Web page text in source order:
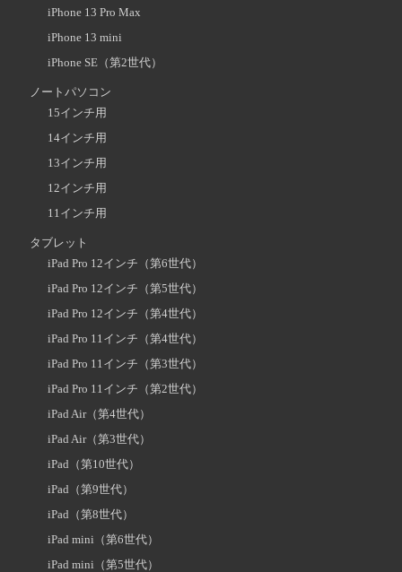
iPhone 13 Pro Max
iPhone 13 mini
iPhone SE（第2世代）
ノートパソコン
15インチ用
14インチ用
13インチ用
12インチ用
11インチ用
タブレット
iPad Pro 12インチ（第6世代）
iPad Pro 12インチ（第5世代）
iPad Pro 12インチ（第4世代）
iPad Pro 11インチ（第4世代）
iPad Pro 11インチ（第3世代）
iPad Pro 11インチ（第2世代）
iPad Air（第4世代）
iPad Air（第3世代）
iPad（第10世代）
iPad（第9世代）
iPad（第8世代）
iPad mini（第6世代）
iPad mini（第5世代）